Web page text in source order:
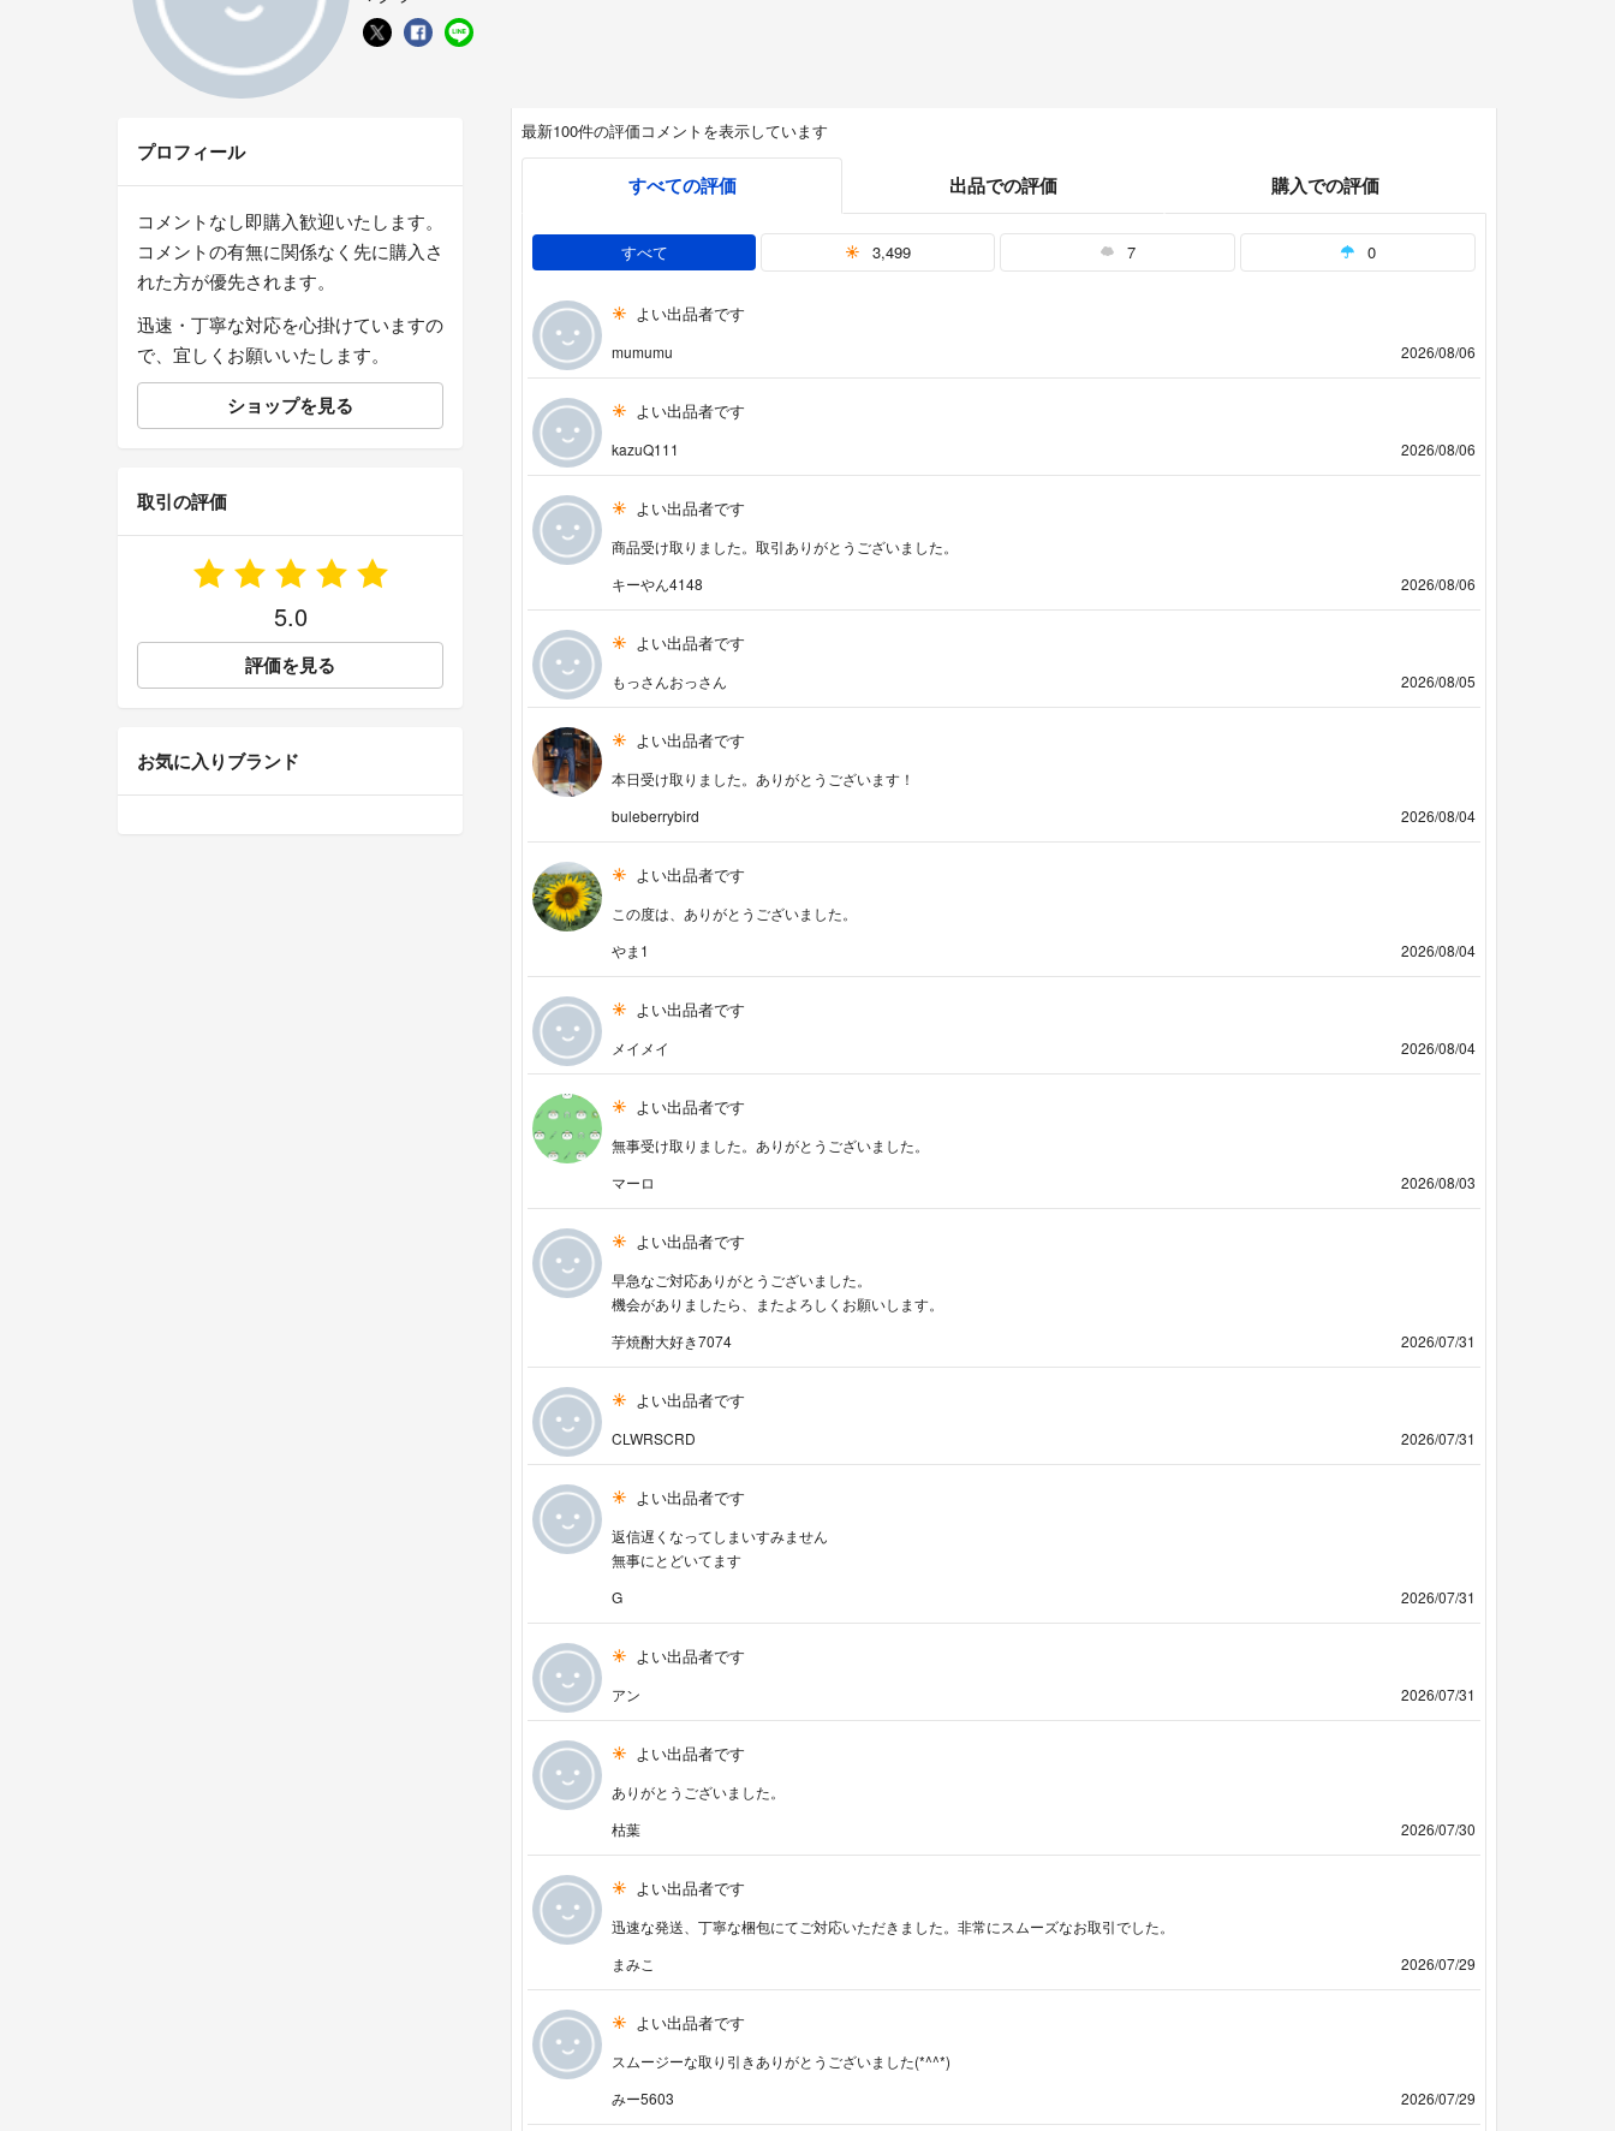
最新100件の評価コメントを表示しています
すべての評価 出品での評価 購入での評価
すべて 3,499 7 0
よい出品者です
mumumu 2026/08/06
よい出品者です
kazuQ111 2026/08/06
よい出品者です
商品受け取りました。取引ありがとうございました。
キーやん4148
2026/08/06
よい出品者です
もっさんおっさん 2026/08/05
よい出品者です
本日受け取りました。ありがとうございます！
buleberrybird
2026/08/04
よい出品者です
この度は、ありがとうございました。
やま1
2026/08/04
よい出品者です
メイメイ 2026/08/04
よい出品者です
無事受け取りました。ありがとうございました。
マーロ
2026/08/03
よい出品者です
早急なご対応ありがとうございました。
機会がありましたら、またよろしくお願いします。
芋焼酎大好き7074
2026/07/31
よい出品者です
CLWRSCRD 2026/07/31
よい出品者です
返信遅くなってしまいすみません
無事にとどいてます
G
2026/07/31
よい出品者です
アン 2026/07/31
よい出品者です
ありがとうございました。
枯葉
2026/07/30
よい出品者です
迅速な発送、丁寧な梱包にてご対応いただきました。非常にスムーズなお取引でした。
まみこ
2026/07/29
よい出品者です
スムージーな取り引きありがとうございました(*^^*)
みー5603
2026/07/29
プロフィール
コメントなし即購入歓迎いたします。
コメントの有無に関係なく先に購入さ
れた方が優先されます。
迅速・丁寧な対応を心掛けていますの
で、宜しくお願いいたします。
ショップを見る
取引の評価
5.0
評価を見る
お気に入りブランド